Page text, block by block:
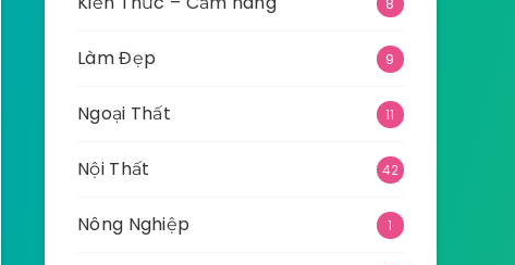
8
Làm Đẹp 9
Ngoại Thất 11
Nội Thất 42
Nông Nghiệp 1